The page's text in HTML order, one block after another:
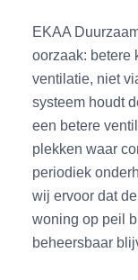
EKAA
oorzaak: betere
ventilatie, niet
systeem houdt
een betere
plekken waar
periodiek
wij ervoor dat
woning op peil
beheersbaar